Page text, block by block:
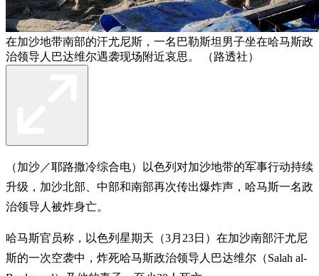
在加沙地带南部的汗尤尼斯，一名巴勒斯坦男子坐在哈马斯政
治领导人巴达维尔遇袭现场附近哀思。 （路透社）
（加沙／耶路撒冷综合电）以色列对加沙地带的军事行动持续
升级，加沙北部、中部和南部再次传出爆炸声，哈马斯一名政
治领导人被炸身亡。
哈马斯官员称，以色列星期天（3月23日）在加沙南部汗尤尼
斯的一次空袭中，炸死哈马斯政治领导人巴达维尔（Salah al-